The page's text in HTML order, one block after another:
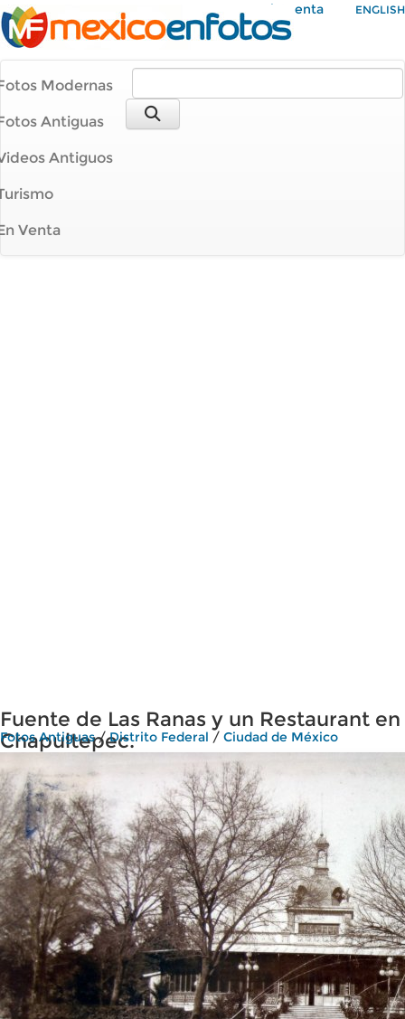
Mi Cuenta ENGLISH
Modernas
Antiguas
Antiguos
Venta
Fuente de Las Ranas y un Restaurant en
Chapultepec.
Fotos Antiguas/Distrito Federal / Ciudad de México